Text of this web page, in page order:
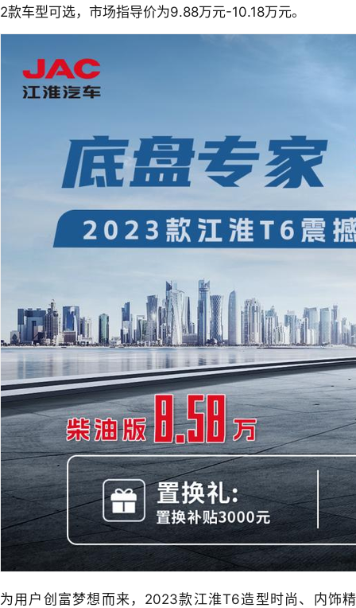
2款车型可选，市场指导价为9.88万元-10.18万元。
为用户创富梦想而来，2023款江淮T6造型时尚、内饰精